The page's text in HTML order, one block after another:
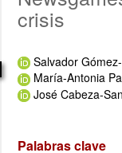
crisis
Salvador
María-Antonia
José Cabeza-
Palabras clave